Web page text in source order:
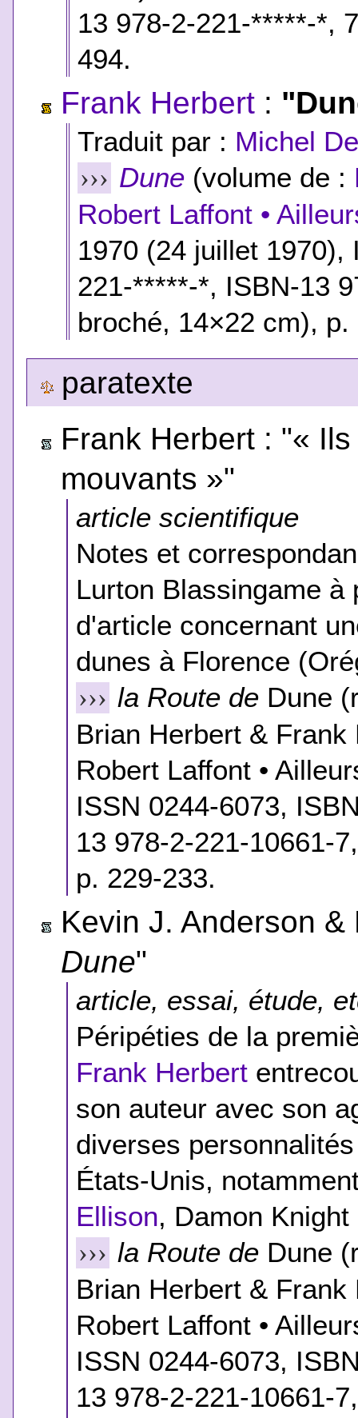
13 978-2-221-*****-*,
494.
Frank Herbert :
Traduit par : Michel
››› Dune (volume de :
Robert Laffont •
1970 (24 juillet
221-*****-*, ISBN-13
broché, 14×22 cm), p.
paratexte
Frank Herbert : "«
mouvants »"
article scientifique
Notes et
Lurton Blassingame à
d'article concernant
dunes à Florence
››› la Route de Dune
Brian Herbert &
Robert Laffont •
ISSN 0244-6073,
13 978-2-221-10661-
p. 229-233.
Kevin J. Anderson
Dune"
article, essai, étude,
Péripéties de la
Frank Herbert
son auteur avec son
diverses
États-Unis,
Ellison, Damon
››› la Route de Dune
Brian Herbert &
Robert Laffont •
ISSN 0244-6073,
13 978-2-221-10661-